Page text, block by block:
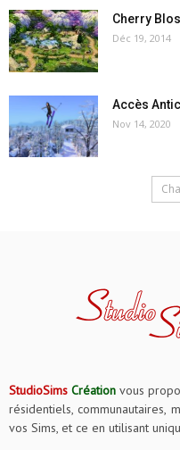
Cherry
Déc 19, 2014
Accès
Nov 14, 2020
StudioSims Création vous
résidentiels,
vos Sims, et ce en utilisant